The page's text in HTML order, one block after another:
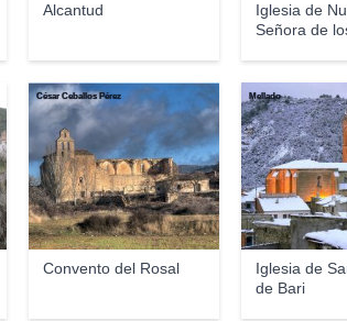
Alcantud
Iglesia de
Señora de
Convento del Rosal
César Ceballos Pérez
Iglesia de
de Bari
Mellado